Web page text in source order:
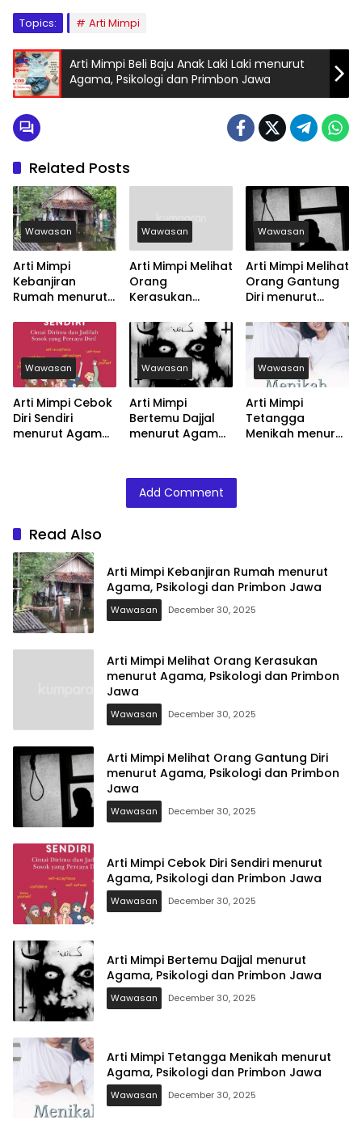
Topics: Arti Mimpi
Arti Mimpi Beli Baju Anak Laki Laki menurut
Agama, Psikologi dan Primbon Jawa
Related Posts
Wawasan
Arti Mimpi
Kebanjiran
Rumah menurut
dan Primbon
Jawa
Wawasan
Arti Mimpi Melihat
Orang
Kerasukan
Psikologi dan
Primbon Jawa
Wawasan
Arti Mimpi Melihat
Orang Gantung
Diri menurut
dan Primbon
Jawa
Wawasan
Arti Mimpi Cebok
Diri Sendiri
menurut Agama,
Wawasan
Arti Mimpi
Bertemu Dajjal
menurut Agama,
Wawasan
Arti Mimpi
Tetangga
Menikah menurut
Add Comment
Read Also
Arti Mimpi Kebanjiran Rumah menurut
Agama, Psikologi dan Primbon Jawa
Wawasan December 30, 2025
Arti Mimpi Melihat Orang Kerasukan
menurut Agama, Psikologi dan Primbon
Jawa
Wawasan December 30, 2025
Arti Mimpi Melihat Orang Gantung Diri
menurut Agama, Psikologi dan Primbon
Jawa
Wawasan December 30, 2025
Arti Mimpi Cebok Diri Sendiri menurut
Agama, Psikologi dan Primbon Jawa
Wawasan December 30, 2025
Arti Mimpi Bertemu Dajjal menurut
Agama, Psikologi dan Primbon Jawa
Wawasan December 30, 2025
Arti Mimpi Tetangga Menikah menurut
Agama, Psikologi dan Primbon Jawa
Wawasan December 30, 2025